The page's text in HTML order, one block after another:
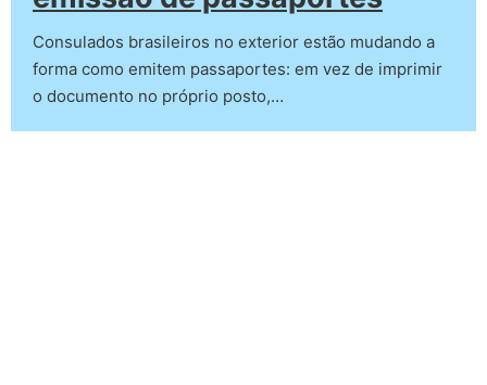
Consulados brasileiros no exterior estão mudando a
forma como emitem passaportes: em vez de imprimir
o documento no próprio posto,…